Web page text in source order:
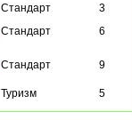
Стандарт
3
Стандарт 6
Стандарт 9
Туризм 5